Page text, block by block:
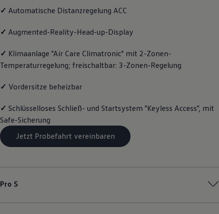
Lifestyle
Familie
Elektromobilität
Pannen- und Unfallhilfe
Volkswagen Kundenbetreuung
✓ Automatische Distanzregelung ACC
✓ Augmented-Reality-Head-up-Display
✓ Klimaanlage "Air Care Climatronic" mit 2-Zonen-
Temperaturregelung; freischaltbar: 3-Zonen-Regelung
✓ Vordersitze beheizbar
✓ Schlüsselloses Schließ- und Startsystem "Keyless Access", mit
Safe-Sicherung
Jetzt Probefahrt vereinbaren
Pro S